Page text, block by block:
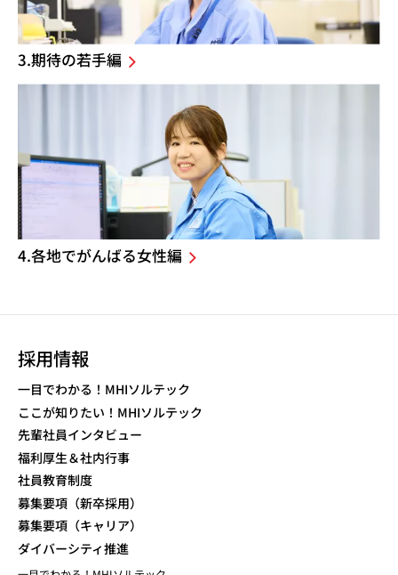
3.期待の若手編
4.各地でがんばる女性編
採用情報
一目でわかる！MHIソルテック
ここが知りたい！MHIソルテック
先輩社員インタビュー
福利厚生＆社内行事
社員教育制度
募集要項（新卒採用）
募集要項（キャリア）
ダイバーシティ推進